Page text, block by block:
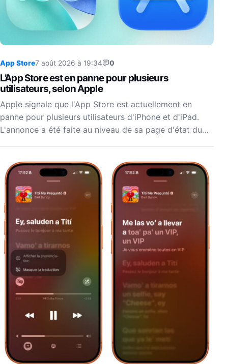
App Store7 août 2026 à 19:34 0
L’App Store est en panne pour plusieurs
utilisateurs, selon Apple
Apple signale que l'App Store est actuellement en
panne pour plusieurs utilisateurs d'iPhone et d'iPad.
L'annonce a été faite au niveau de sa page d'état du…